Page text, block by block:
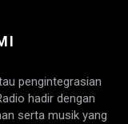
pengintegrasian
hadir dengan
serta musik yang